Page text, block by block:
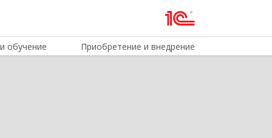
обучение Приобретение и внедрение